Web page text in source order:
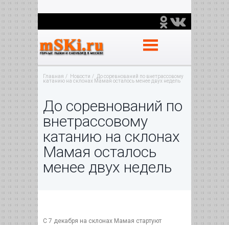
Главная Новости
До соревнований по внетрассовому
катанию на склонах Мамая осталось менее двух недель
До соревнований по
внетрассовому
катанию на склонах
Мамая осталось
менее двух недель
С 7 декабря на склонах Мамая стартуют